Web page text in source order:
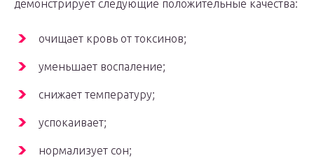
демонстрирует следующие положительные качества:
очищает кровь от токсинов;
уменьшает воспаление;
снижает температуру;
успокаивает;
нормализует сон;